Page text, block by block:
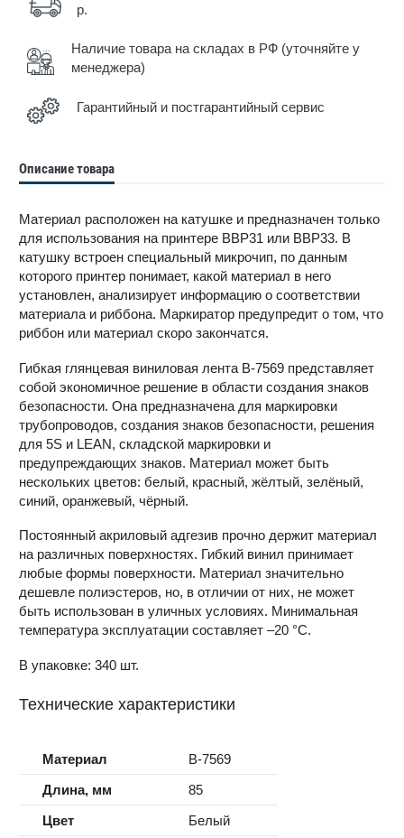
р.
Наличие товара на складах в РФ (уточняйте у
менеджера)
Гарантийный и постгарантийный сервис
Описание товара
Материал расположен на катушке и предназначен только
для использования на принтере BBP31 или BBP33. В
катушку встроен специальный микрочип, по данным
которого принтер понимает, какой материал в него
установлен, анализирует информацию о соответствии
материала и риббона. Маркиратор предупредит о том, что
риббон или материал скоро закончатся.
Гибкая глянцевая виниловая лента B-7569 представляет
собой экономичное решение в области создания знаков
безопасности. Она предназначена для маркировки
трубопроводов, создания знаков безопасности, решения
для 5S и LEAN, складской маркировки и
предупреждающих знаков. Материал может быть
нескольких цветов: белый, красный, жёлтый, зелёный,
синий, оранжевый, чёрный.
Постоянный акриловый адгезив прочно держит материал
на различных поверхностях. Гибкий винил принимает
любые формы поверхности. Материал значительно
дешевле полиэстеров, но, в отличии от них, не может
быть использован в уличных условиях. Минимальная
температура эксплуатации составляет –20 °С.
В упаковке: 340 шт.
Технические характеристики
Материал
B-7569
Длина, мм
85
Цвет
Белый